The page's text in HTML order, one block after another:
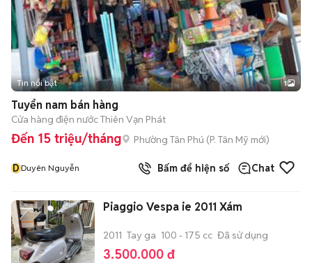
Tin nổi bật 1
Tuyển nam bán hàng
Cửa hàng điện nước Thiên Vạn Phát
Đến 15 triệu/tháng Phường Tân Phú (P. Tân Mỹ mới)
DDuyên Nguyễn Bấm để hiện số Chat
Piaggio Vespa ie 2011 Xám
2011 Tay ga 100 - 175 cc Đã sử dụng
3.500.000 đ